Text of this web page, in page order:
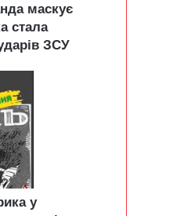
маскує
стала
ЗСУ
у